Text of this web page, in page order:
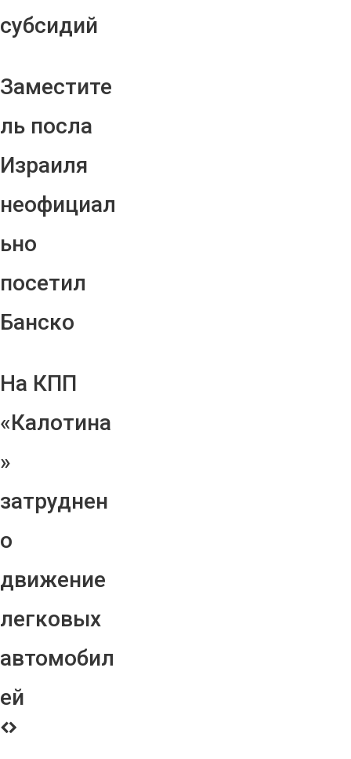
субсидий
Заместите
ль посла
Израиля
неофициал
ьно
посетил
Банско
На КПП
«Калотина
»
затруднен
о
движение
легковых
автомобил
ей